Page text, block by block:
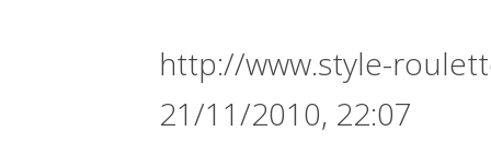
http://www.style-
21/11/2010, 22:07